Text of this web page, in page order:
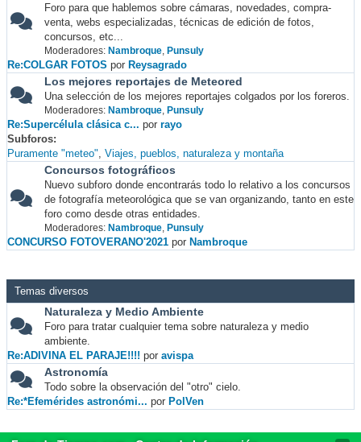
Foro para que hablemos sobre cámaras, novedades, compra-
venta, webs especializadas, técnicas de edición de fotos,
concursos, etc...
Moderadores: Nambroque, Punsuly
Re:COLGAR FOTOS por Reysagrado
Los mejores reportajes de Meteored
Una selección de los mejores reportajes colgados por los foreros.
Moderadores: Nambroque, Punsuly
Re:Supercélula clásica c... por rayo
Subforos
Puramente "meteo" Viajes, pueblos, naturaleza y montaña
Concursos fotográficos
Nuevo subforo donde encontrarás todo lo relativo a los concursos
de fotografía meteorológica que se van organizando, tanto en este
foro como desde otras entidades.
Moderadores: Nambroque, Punsuly
CONCURSO FOTOVERANO'2021 por Nambroque
Temas diversos
Naturaleza y Medio Ambiente
Foro para tratar cualquier tema sobre naturaleza y medio
ambiente.
Re:ADIVINA EL PARAJE!!!! por avispa
Astronomía
Todo sobre la observación del "otro" cielo.
Re:*Efemérides astronómi... por PolVen